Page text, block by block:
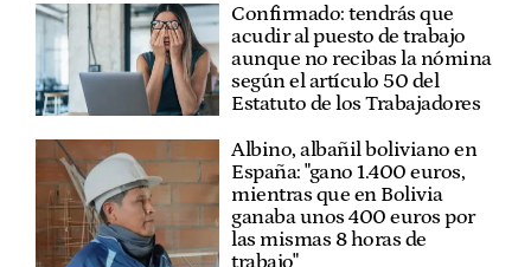
Confirmado: tendrás que
acudir al puesto de trabajo
aunque no recibas la nómina
según el artículo 50 del
Estatuto de los Trabajadores
Albino, albañil boliviano en
España: "gano 1.400 euros,
mientras que en Bolivia
ganaba unos 400 euros por
las mismas 8 horas de
trabajo"